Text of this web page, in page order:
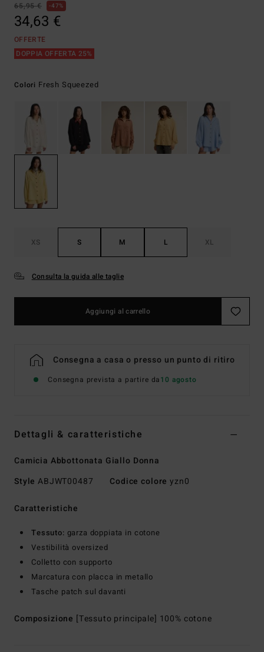
65,95 €
47%
34,63 €
OFFERTE
DOPPIA OFFERTA 25%
Colori Fresh Squeezed
XS S M L XL
Consulta la guida alle taglie
Aggiungi al carrello
Consegna a casa o presso un punto di ritiro
Consegna prevista a partire da10 agosto
Dettagli & caratteristiche
Camicia Abbottonata Giallo Donna
Style ABJWT00487 Codice colore yzn0
Caratteristiche
Tessuto: garza doppiata in cotone
Vestibilità oversized
Colletto con supporto
Marcatura con placca in metallo
Tasche patch sul davanti
Composizione [Tessuto principale] 100% cotone